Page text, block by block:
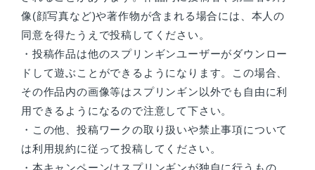
像(顔写真など)や著作物が含まれる場合には、本人の
同意を得たうえで投稿してください。
・投稿作品は他のスプリンギンユーザーがダウンロー
ドして遊ぶことができるようになります。この場合、
その作品内の画像等はスプリンギン以外でも自由に利
用できるようになるので注意して下さい。
・この他、投稿ワークの取り扱いや禁止事項について
は利用規約に従って投稿してください。